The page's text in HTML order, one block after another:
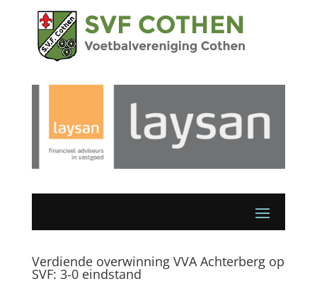
Verdiende overwinning VVA Achterberg op
SVF: 3-0 eindstand